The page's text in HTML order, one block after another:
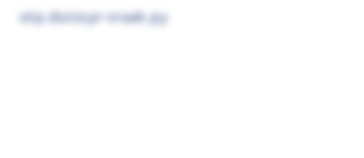
otp.duiosyr-vraak.py